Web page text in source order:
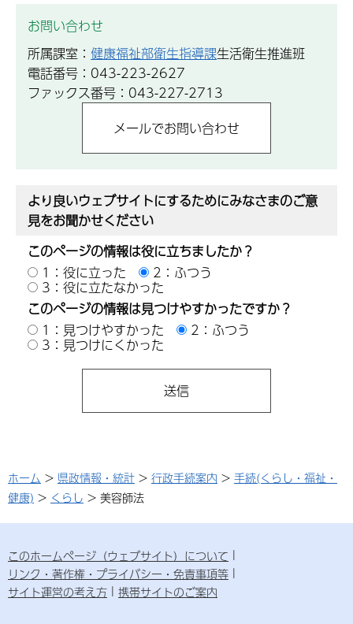
お問い合わせ
所属課室： 健康福祉部衛生指導課生活衛生推進班
電話番号：043-223-2627
ファックス番号：043-227-2713
より良いウェブサイトにするためにみなさまのご意
見をお聞かせください
このページの情報は役に立ちましたか？
1：役に立った
2：ふつう
3：役に立たなかった
このページの情報は見つけやすかったですか？
1：見つけやすかった
2：ふつう
3：見つけにくかった
ホーム > 県政情報・統計 > 行政手続案内 > 手続(くらし・福祉・
健康) > くらし > 美容師法
このホームページ（ウェブサイト）について
リンク・著作権・プライバシー・免責事項等
サイト運営の考え方
携帯サイトのご案内